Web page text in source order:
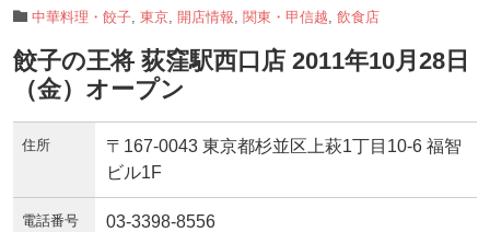
中華料理・餃子 東京 開店情報 関東・甲信越 飲食店
餃子の王将 荻窪駅西口店 2011年10月28日
（金）オープン
住所
〒167-0043 東京都杉並区上萩1丁目10-6 福智
ビル1F
電話番号 03-3398-8556